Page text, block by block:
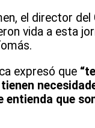
el director
vida a esta
expresó que
entienda que